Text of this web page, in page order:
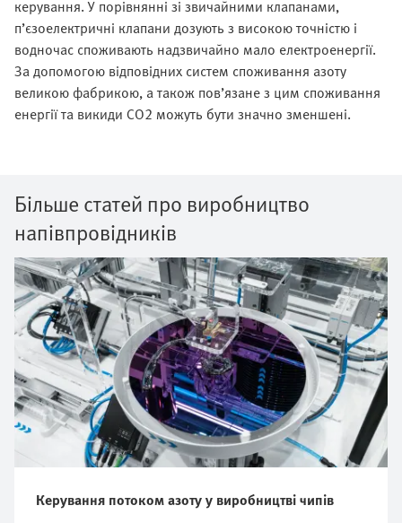
керування. У порівнянні зі звичайними клапанами,
п’єзоелектричні клапани дозують з високою точністю і
водночас споживають надзвичайно мало електроенергії.
За допомогою відповідних систем споживання азоту
великою фабрикою, а також пов’язане з цим споживання
енергії та викиди CO2 можуть бути значно зменшені.
Більше статей про виробництво
напівпровідників
Керування потоком азоту у виробництві чипів